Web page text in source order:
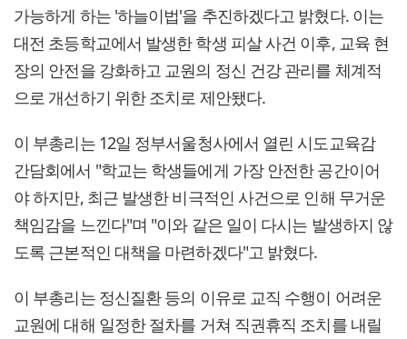
가능하게 하는 '하늘이법'을 추진하겠다고 밝혔다. 이는
대전 초등학교에서 발생한 학생 피살 사건 이후, 교육 현
장의 안전을 강화하고 교원의 정신 건강 관리를 체계적
으로 개선하기 위한 조치로 제안됐다.
이 부총리는 12일 정부서울청사에서 열린 시도교육감
간담회에서 "학교는 학생들에게 가장 안전한 공간이어
야 하지만, 최근 발생한 비극적인 사건으로 인해 무거운
책임감을 느낀다"며 "이와 같은 일이 다시는 발생하지 않
도록 근본적인 대책을 마련하겠다"고 밝혔다.
이 부총리는 정신질환 등의 이유로 교직 수행이 어려운
교원에 대해 일정한 절차를 거쳐 직권휴직 조치를 내릴